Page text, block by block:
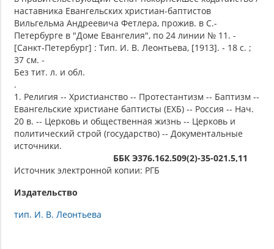
наставника Евангельских христиан-баптистов
Вильгельма Андреевича Фетлера, прожив. в С.-
Петербурге в "Доме Евангелия", по 24 линии № 11. -
[Санкт-Петербург] : Тип. И. В. Леонтьева, [1913]. - 18 с. ;
37 см. -
Без тит. л. и обл.
.
1. Религия -- Христианство -- Протестантизм -- Баптизм --
Евангельские христиане баптисты (ЕХБ) -- Россия -- Нач.
20 в. -- Церковь и общественная жизнь -- Церковь и
политический строй (государство) -- Документальные
источники.
ББК Э376.162.509(2)-35-021.5,11
Источник электронной копии: РГБ
Издательство
тип. И. В. Леонтьева